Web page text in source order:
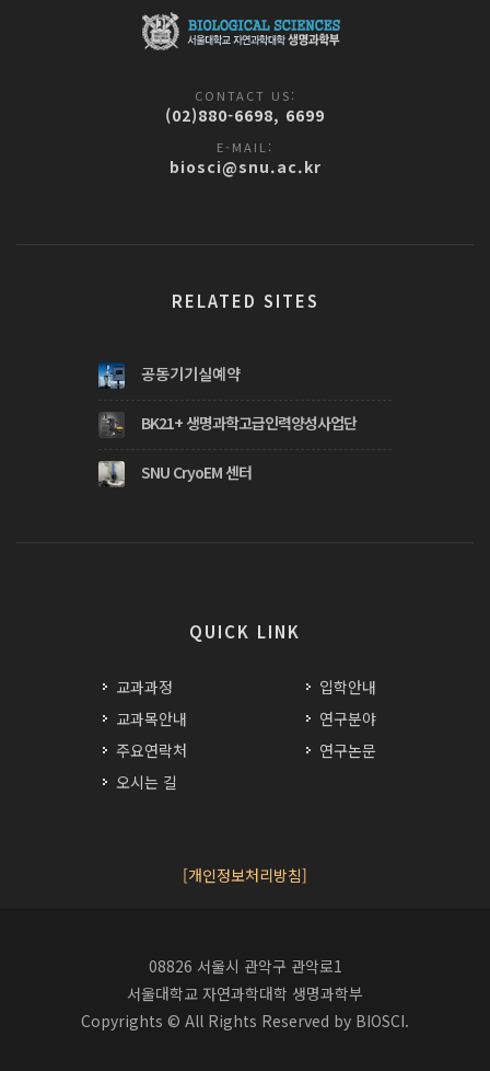
CONTACT US:
(02)880-6698, 6699
E-MAIL:
biosci@snu.ac.kr
RELATED SITES
공동기기실예약
BK21+ 생명과학고급인력양성사업단
SNU CryoEM 센터
QUICK LINK
교과과정
교과목안내
주요연락처
오시는 길
입학안내
연구분야
연구논문
[개인정보처리방침]
08826 서울시 관악구 관악로1
서울대학교 자연과학대학 생명과학부
Copyrights © All Rights Reserved by BIOSCI.